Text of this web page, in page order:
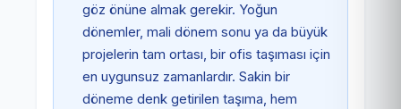
göz önüne almak gerekir. Yoğun
dönemler, mali dönem sonu ya da büyük
projelerin tam ortası, bir ofis taşıması için
en uygunsuz zamanlardır. Sakin bir
döneme denk getirilen taşıma, hem